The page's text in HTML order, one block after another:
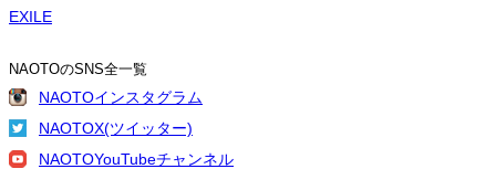
EXILE
NAOTOのSNS全一覧
NAOTOインスタグラム
NAOTOX(ツイッター)
NAOTOYouTubeチャンネル